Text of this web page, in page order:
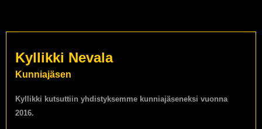
Kyllikki Nevala
Kunniajäsen
Kyllikki kutsuttiin yhdistyksemme kunniajäseneksi vuonna
2016.